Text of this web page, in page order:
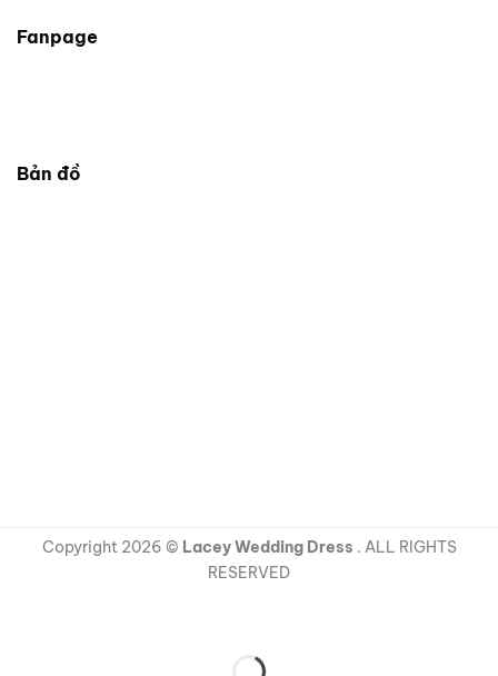
Fanpage
Bản đồ
Copyright 2026 © Lacey Wedding Dress . ALL RIGHTS
RESERVED